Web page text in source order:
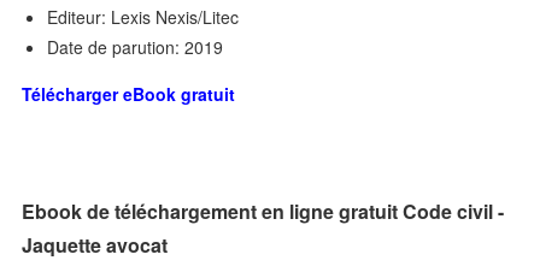
Editeur: Lexis Nexis/Litec
Date de parution: 2019
Télécharger eBook gratuit
Ebook de téléchargement en ligne gratuit Code civil -
Jaquette avocat